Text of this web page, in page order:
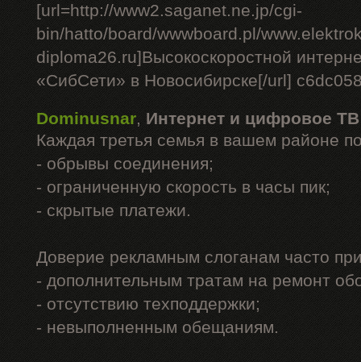
[url=http://www2.saganet.ne.jp/cgi-
bin/hatto/board/wwwboard.pl/
diploma26.ru]Высокоскоростной
«СибСети» в Новосибирске[/url]
Dominusnar, Интернет и цифровое ТВ
Каждая третья семья в вашем районе
- обрывы соединения;
- ограниченную скорость в часы пик;
- скрытые платежи.
Доверие рекламным слоганам часто
- дополнительным тратам на ремонт
- отсутствию техподдержки;
- невыполненным обещаниям.